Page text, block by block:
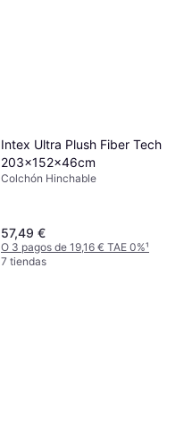
Intex Ultra Plush Fiber Tech
203x152x46cm
Colchón Hinchable
57,49 €
O 3 pagos de 19,16 € TAE 0%¹
7 tiendas